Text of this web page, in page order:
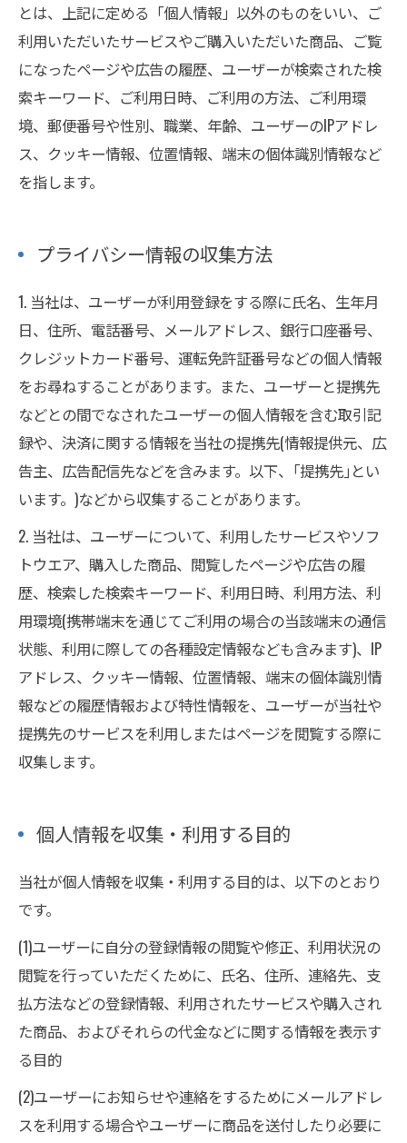
とは、上記に定める「個人情報」以外のものをいい、ご
利用いただいたサービスやご購入いただいた商品、ご覧
になったページや広告の履歴、ユーザーが検索された検
索キーワード、ご利用日時、ご利用の方法、ご利用環
境、郵便番号や性別、職業、年齢、ユーザーのIPアドレ
ス、クッキー情報、位置情報、端末の個体識別情報など
を指します。
プライバシー情報の収集方法
1. 当社は、ユーザーが利用登録をする際に氏名、生年月
日、住所、電話番号、メールアドレス、銀行口座番号、
クレジットカード番号、運転免許証番号などの個人情報
をお尋ねすることがあります。また、ユーザーと提携先
などとの間でなされたユーザーの個人情報を含む取引記
録や、決済に関する情報を当社の提携先(情報提供元、広
告主、広告配信先などを含みます。以下、｢提携先｣とい
います。)などから収集することがあります。
2. 当社は、ユーザーについて、利用したサービスやソフ
トウエア、購入した商品、閲覧したページや広告の履
歴、検索した検索キーワード、利用日時、利用方法、利
用環境(携帯端末を通じてご利用の場合の当該端末の通信
状態、利用に際しての各種設定情報なども含みます)、IP
アドレス、クッキー情報、位置情報、端末の個体識別情
報などの履歴情報および特性情報を、ユーザーが当社や
提携先のサービスを利用しまたはページを閲覧する際に
収集します。
個人情報を収集・利用する目的
当社が個人情報を収集・利用する目的は、以下のとおり
です。
(1)ユーザーに自分の登録情報の閲覧や修正、利用状況の
閲覧を行っていただくために、氏名、住所、連絡先、支
払方法などの登録情報、利用されたサービスや購入され
た商品、およびそれらの代金などに関する情報を表示す
る目的
(2)ユーザーにお知らせや連絡をするためにメールアドレ
スを利用する場合やユーザーに商品を送付したり必要に